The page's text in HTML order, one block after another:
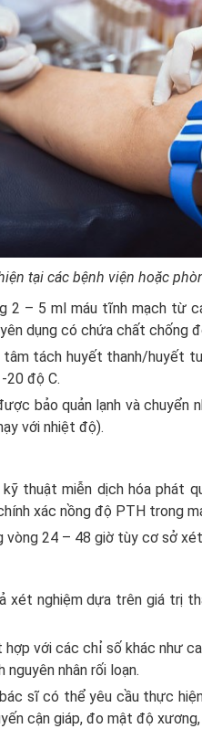
tại các bệnh viện hoặc
2 – 5 ml máu tĩnh mạch từ
dụng có chứa chất chống
tâm tách huyết thanh/huyết
20 độ C.
bảo quản lạnh và chuyển
với nhiệt độ).
thuật miễn dịch hóa phát
xác nồng độ PTH trong
24 – 48 giờ tùy cơ sở
xét nghiệm dựa trên giá trị
với các chỉ số khác như
nhân rối loạn.
sĩ có thể yêu cầu thực
cận giáp, đo mật độ